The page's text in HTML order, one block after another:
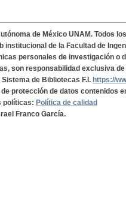
de México UNAM. Todos
institucional de la Facultad de
personales de investigación o
son responsabilidad exclusiva
de Bibliotecas F.I. https://
protección de datos contenidos
políticas: Política de calidad
Franco García.